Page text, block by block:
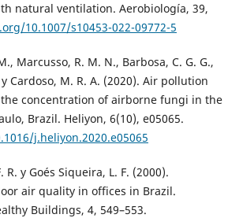
natural ventilation. Aerobiología, 39,
10.1007/s10453-022-09772-5
Marcusso, R. M. N., Barbosa, C. G. G.,
y Cardoso, M. R. A. (2020). Air pollution
concentration of airborne fungi in the
Brazil. Heliyon, 6(10), e05065.
j.heliyon.2020.e05065
R. y Goés Siqueira, L. F. (2000).
air quality in offices in Brazil.
Buildings, 4, 549–553.